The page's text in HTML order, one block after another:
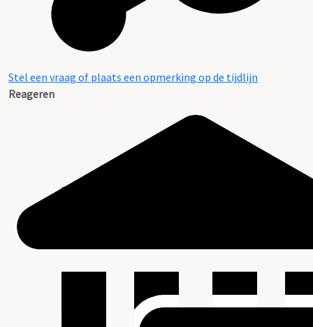
Stel een vraag of plaats een opmerking op de tijdlijn
Reageren